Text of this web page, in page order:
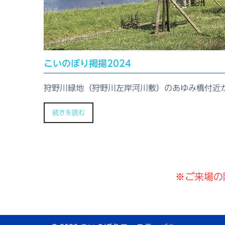
こいのぼり掲揚2024
狩野川緑地（狩野川左岸河川敷）のあゆみ橋付
続きを読む
※ご来場の